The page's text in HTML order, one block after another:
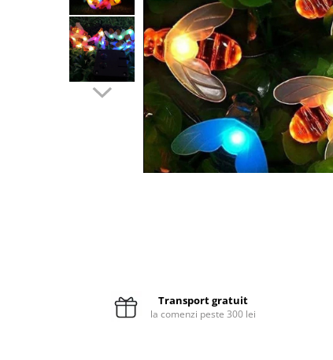
Pilote cu blăniță
Transport gratuit
la comenzi peste 300 lei